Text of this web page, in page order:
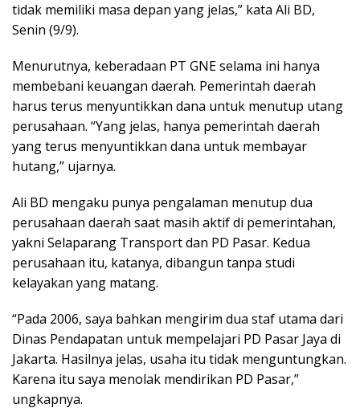
tidak memiliki masa depan yang jelas,” kata Ali BD,
Senin (9/9).
Menurutnya, keberadaan PT GNE selama ini hanya
membebani keuangan daerah. Pemerintah daerah
harus terus menyuntikkan dana untuk menutup utang
perusahaan. “Yang jelas, hanya pemerintah daerah
yang terus menyuntikkan dana untuk membayar
hutang,” ujarnya.
Ali BD mengaku punya pengalaman menutup dua
perusahaan daerah saat masih aktif di pemerintahan,
yakni Selaparang Transport dan PD Pasar. Kedua
perusahaan itu, katanya, dibangun tanpa studi
kelayakan yang matang.
“Pada 2006, saya bahkan mengirim dua staf utama dari
Dinas Pendapatan untuk mempelajari PD Pasar Jaya di
Jakarta. Hasilnya jelas, usaha itu tidak menguntungkan.
Karena itu saya menolak mendirikan PD Pasar,”
ungkapnya.